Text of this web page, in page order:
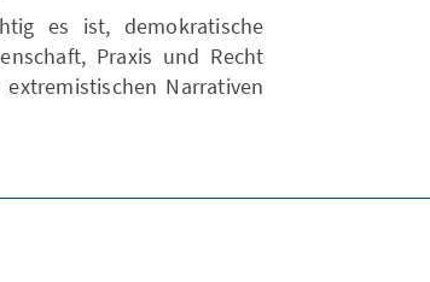
es ist, demokratische
Praxis und Recht
Narrativen